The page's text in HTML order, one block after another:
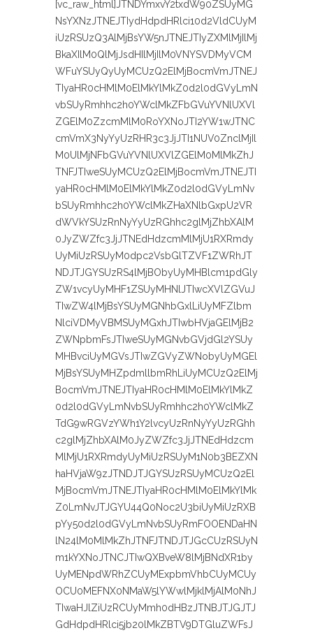
[vc_raw_html]JTNDYmxvY2txdW90ZSUyMG
NsYXNzJTNEJTIydHdpdHRlci10d2VldCUyM
iUzRSUzQ3AlMjBsYW5nJTNEJTIyZXMlMjIlMj
BkaXIlM0QlMjJsdHIlMjIlM0VNYSVDMyVCM
WFuYSUyQyUyMCUzQ2ElMjBocmVmJTNEJ
TIyaHR0cHMlM0ElMkYlMkZ0d2l0dGVyLmN
vbSUyRmhhc2h0YWclMkZFbGVuYVNlUXVl
ZGElM0ZzcmMlM0RoYXNoJTI2YW1wJTNC
cmVmX3NyYyUzRHR3c3JjJTI1NUV0ZnclMjIl
M0UlMjNFbGVuYVNlUXVlZGElM0MlMkZhJ
TNFJTIweSUyMCUzQ2ElMjBocmVmJTNEJTI
yaHR0cHMlM0ElMkYlMkZ0d2l0dGVyLmNv
bSUyRmhhc2h0YWclMkZHaXNlbGxpU2VR
dWVkYSUzRnNyYyUzRGhhc2glMjZhbXAlM
0JyZWZfc3JjJTNEdHdzcmMlMjU1RXRmdy
UyMiUzRSUyM0dpc2VsbGlTZVF1ZWRhJT
NDJTJGYSUzRS4lMjBObyUyMHBlcm1pdGly
ZW1vcyUyMHF1ZSUyMHNlJTIwcXVlZGVuJ
TIwZW4lMjBsYSUyMGNhbGxlLiUyMFZlbm
NlciVDMyVBMSUyMGxhJTIwbHVjaGElMjB2
ZWNpbmFsJTIweSUyMGNvbGVjdGl2YSUy
MHBvciUyMGVsJTIwZGVyZWNobyUyMGEl
MjBsYSUyMHZpdmllbmRhLiUyMCUzQ2ElMj
BocmVmJTNEJTIyaHR0cHMlM0ElMkYlMkZ
0d2l0dGVyLmNvbSUyRmhhc2h0YWclMkZ
TdG9wRGVzYWh1Y2lvcyUzRnNyYyUzRGhh
c2glMjZhbXAlM0JyZWZfc3JjJTNEdHdzcm
MlMjU1RXRmdyUyMiUzRSUyM1N0b3BEZXN
haHVjaW9zJTNDJTJGYSUzRSUyMCUzQ2El
MjBocmVmJTNEJTIyaHR0cHMlM0ElMkYlMk
Z0LmNvJTJGYU44Q0Noc2U3biUyMiUzRXB
pYy50d2l0dGVyLmNvbSUyRmFOOENDaHN
lN24lM0MlMkZhJTNFJTNDJTJGcCUzRSUyN
m1kYXNoJTNCJTIwQXBveW8lMjBNdXR1by
UyMENpdWRhZCUyMExpbmVhbCUyMCUy
OCU0MEFNX0NMaW5lYWwlMjklMjAlM0NhJ
TIwaHJlZiUzRCUyMmh0dHBzJTNBJTJGJTJ
GdHdpdHRlci5jb20lMkZBTV9DTGluZWFsJ